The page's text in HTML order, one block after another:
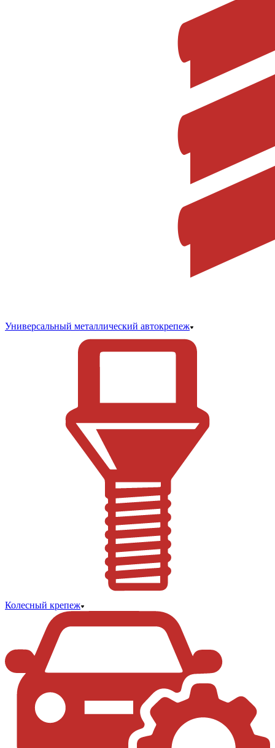
Универсальный металлический автокрепеж
Колесный крепеж